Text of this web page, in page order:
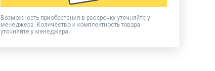
Возможность приобретения в рассрочку уточняйте у
менеджера. Количество и комплектность товара
уточняйте у менеджера.